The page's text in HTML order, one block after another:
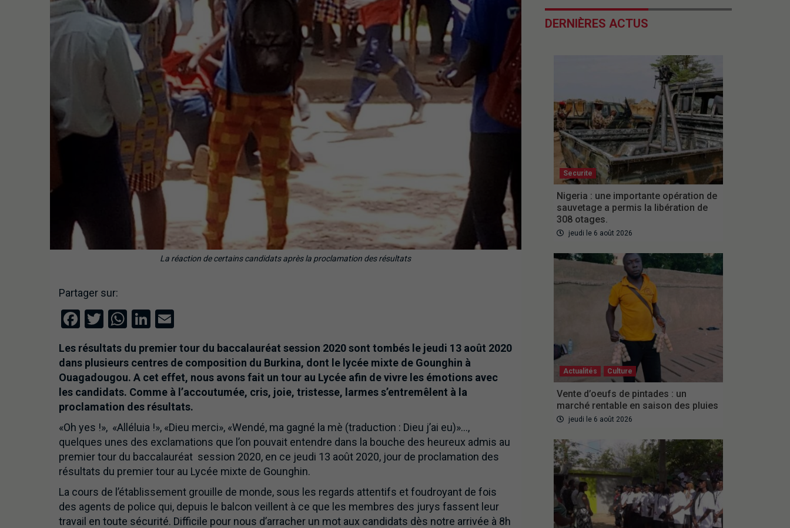
La réaction de certains candidats après la proclamation des résultats
Partager sur:
Facebook
Twitter
WhatsApp
LinkedIn
Email
Les résultats du premier tour du baccalauréat session 2020 sont tombés le jeudi 13 août 2020
dans plusieurs centres de composition du Burkina, dont le lycée mixte de Gounghin à
Ouagadougou. A cet effet, nous avons fait un tour au Lycée afin de vivre les émotions avec
les candidats. Comme à l’accoutumée, cris, joie, tristesse, larmes s’entremêlent à la
proclamation des résultats.
«Oh yes !», «Alléluia !», «Dieu merci», «Wendé, ma gagné la mè (traduction : Dieu j’ai eu)»…,
quelques unes des exclamations que l’on pouvait entendre dans la bouche des heureux admis au
premier tour du baccalauréat session 2020, en ce jeudi 13 août 2020, jour de proclamation des
résultats du premier tour au Lycée mixte de Gounghin.
La cours de l’établissement grouille de monde, sous les regards attentifs et foudroyant de fois
des agents de police qui, depuis le balcon veillent à ce que les membres des jurys fassent leur
travail en toute sécurité. Difficile pour nous d’arracher un mot aux candidats dès notre arrivée à 8h
DERNIÈRES ACTUS
Securite
Nigeria : une importante opération de
sauvetage a permis la libération de
308 otages.
jeudi le 6 août 2026
Actualités Culture
Vente d’oeufs de pintades : un
marché rentable en saison des pluies
jeudi le 6 août 2026